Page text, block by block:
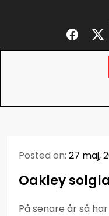
Posted on: 27 maj,
Oakley
På senare år så